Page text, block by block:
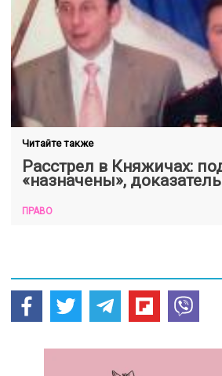
Читайте также
Расстрел в Княжичах:
«назначены»,
ПРАВО